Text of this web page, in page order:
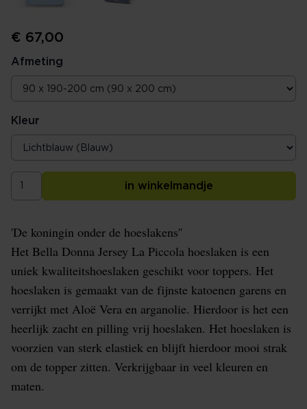
€ 67,00
Afmeting
Kleur
in winkelmandje
'De koningin onder de hoeslakens''
Het Bella Donna Jersey La Piccola hoeslaken is een
uniek kwaliteitshoeslaken geschikt voor toppers. Het
hoeslaken is gemaakt van de fijnste katoenen garens en
verrijkt met Aloë Vera en arganolie. Hierdoor is het een
heerlijk zacht en pilling vrij hoeslaken. Het hoeslaken is
voorzien van sterk elastiek en blijft hierdoor mooi strak
om de topper zitten. Verkrijgbaar in veel kleuren en
maten.